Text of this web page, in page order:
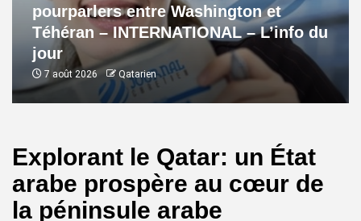
pourparlers entre Washington et
Téhéran – INTERNATIONAL – L’info du
jour
7 août 2026 Qatarien
Explorant le Qatar: un État
arabe prospère au cœur de
la péninsule arabe